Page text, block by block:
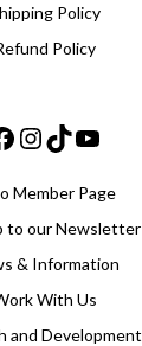
Policy
Policy
Facebook
Instagram
TikTok
Member Page
to our Newsletter
& Information
With Us
and Development